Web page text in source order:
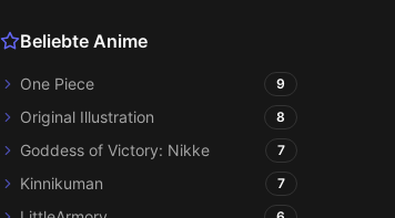
Beliebte Anime
One Piece 9
Original Illustration 8
Goddess of Victory: Nikke 7
Kinnikuman 7